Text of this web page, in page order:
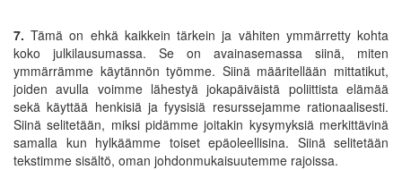
7. Tämä on ehkä kaikkein tärkein ja vähiten ymmärretty kohta
koko julkilausumassa. Se on avainasemassa siinä, miten
ymmärrämme käytännön työmme. Siinä määritellään mittatikut,
joiden avulla voimme lähestyä jokapäiväistä poliittista elämää
sekä käyttää henkisiä ja fyysisiä resurssejamme rationaalisesti.
Siinä selitetään, miksi pidämme joitakin kysymyksiä merkittävinä
samalla kun hylkäämme toiset epäoleellisina. Siinä selitetään
tekstimme sisältö, oman johdonmukaisuutemme rajoissa.